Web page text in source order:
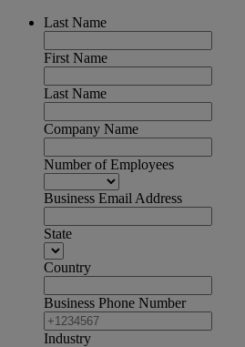
Last Name
First Name
Last Name
Company Name
Number of Employees
Business Email Address
State
Country
Business Phone Number
Industry